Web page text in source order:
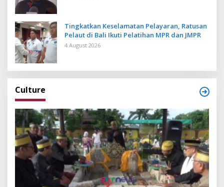
Tingkatkan Keselamatan Pelayaran, Ratusan
Pelaut di Bali Ikuti Pelatihan MPR dan JMPR
4 August 2026
Culture